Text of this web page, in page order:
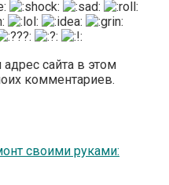
сайта в этом
комментариев.
своими руками: